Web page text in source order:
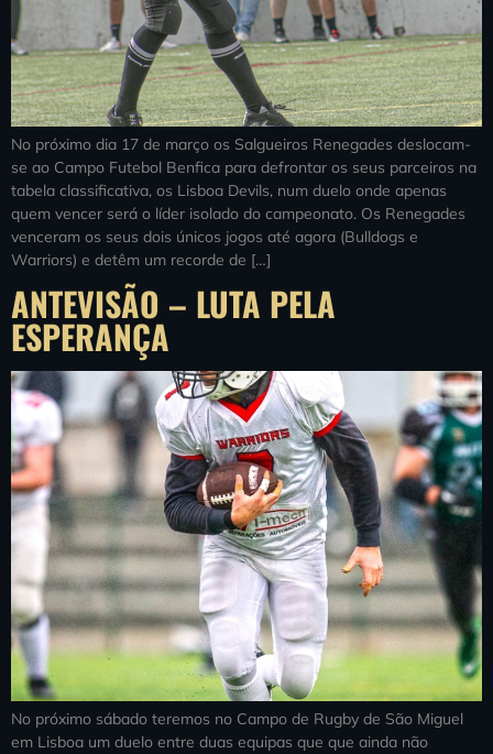
No próximo dia 17 de março os Salgueiros Renegades deslocam-
se ao Campo Futebol Benfica para defrontar os seus parceiros na
tabela classificativa, os Lisboa Devils, num duelo onde apenas
quem vencer será o líder isolado do campeonato. Os Renegades
venceram os seus dois únicos jogos até agora (Bulldogs e
Warriors) e detêm um recorde de […]
ANTEVISÃO – LUTA PELA
ESPERANÇA
No próximo sábado teremos no Campo de Rugby de São Miguel
em Lisboa um duelo entre duas equipas que que ainda não